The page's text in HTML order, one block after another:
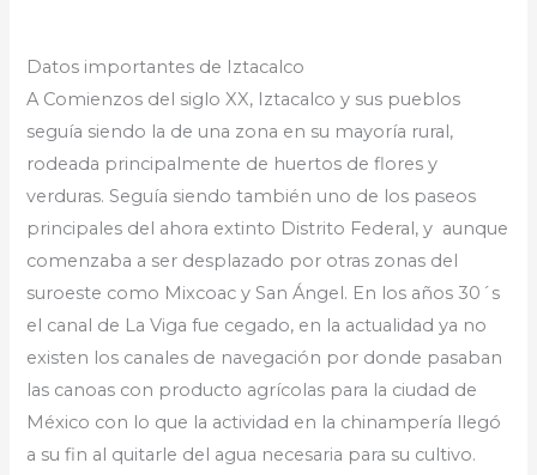
Datos importantes de Iztacalco
A Comienzos del siglo XX, Iztacalco y sus pueblos
seguía siendo la de una zona en su mayoría rural,
rodeada principalmente de huertos de flores y
verduras. Seguía siendo también uno de los paseos
principales del ahora extinto Distrito Federal, y aunque
comenzaba a ser desplazado por otras zonas del
suroeste como Mixcoac y San Ángel. En los años 30´s
el canal de La Viga fue cegado, en la actualidad ya no
existen los canales de navegación por donde pasaban
las canoas con producto agrícolas para la ciudad de
México con lo que la actividad en la chinampería llegó
a su fin al quitarle del agua necesaria para su cultivo.